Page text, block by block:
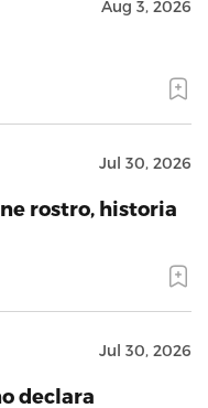
Aug 3, 2026
Jul 30, 2026
rostro, historia
Jul 30, 2026
declara